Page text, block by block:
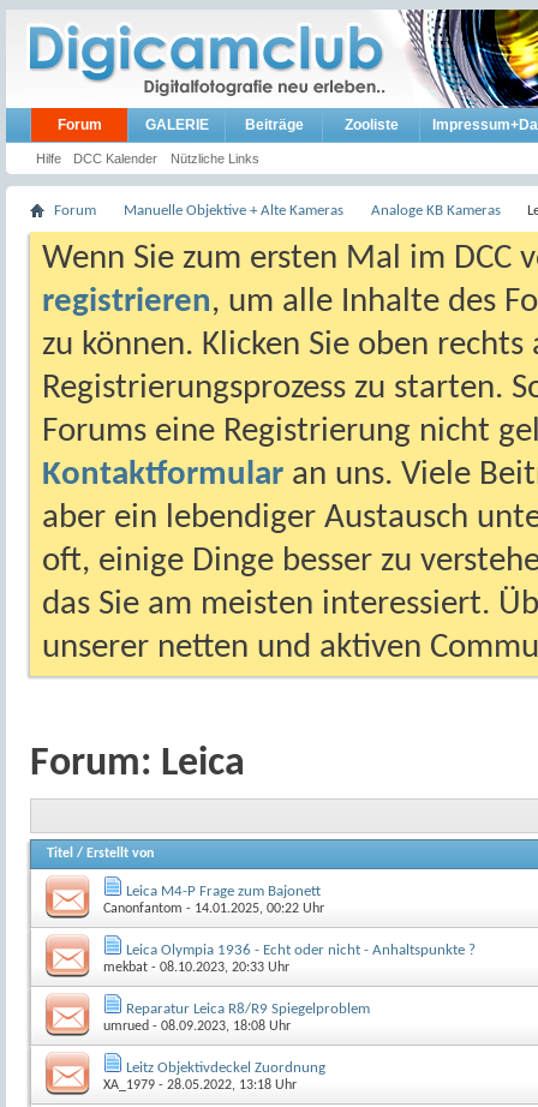
Forum
Hilfe DCC Kalender Nützliche Links
GALERIE Beiträge Zooliste
Forum Manuelle Objektive + Alte Kameras Analoge KB Kameras
Wenn Sie zum ersten Mal im DCC
registrieren, um alle Inhalte des
zu können. Klicken Sie oben
Registrierungsprozess zu starten.
Forums eine Registrierung nicht
Kontaktformular an uns. Viele
aber ein lebendiger Austausch
oft, einige Dinge besser zu
das Sie am meisten interessiert.
unserer netten und aktiven
Forum: Leica
Titel / Erstellt von
Leica M4-P Frage zum Bajonett
Canonfantom - 14.01.2025, 00:22 Uhr
Leica Olympia 1936 - Echt oder nicht - Anhaltspunkte ?
mekbat - 08.10.2023, 20:33 Uhr
Reparatur Leica R8/R9 Spiegelproblem
umrued - 08.09.2023, 18:08 Uhr
Leitz Objektivdeckel Zuordnung
XA_1979 - 28.05.2022, 13:18 Uhr